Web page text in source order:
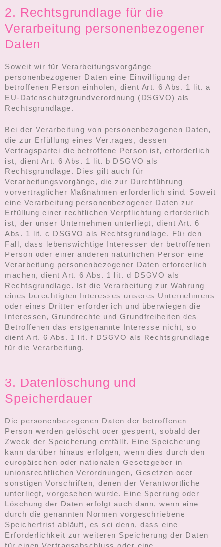
2. Rechtsgrundlage für die
Verarbeitung personenbezogener
Daten
Soweit wir für Verarbeitungsvorgänge
personenbezogener Daten eine Einwilligung der
betroffenen Person einholen, dient Art. 6 Abs. 1 lit. a
EU-Datenschutzgrundverordnung (DSGVO) als
Rechtsgrundlage.
Bei der Verarbeitung von personenbezogenen Daten,
die zur Erfüllung eines Vertrages, dessen
Vertragspartei die betroffene Person ist, erforderlich
ist, dient Art. 6 Abs. 1 lit. b DSGVO als
Rechtsgrundlage. Dies gilt auch für
Verarbeitungsvorgänge, die zur Durchführung
vorvertraglicher Maßnahmen erforderlich sind. Soweit
eine Verarbeitung personenbezogener Daten zur
Erfüllung einer rechtlichen Verpflichtung erforderlich
ist, der unser Unternehmen unterliegt, dient Art. 6
Abs. 1 lit. c DSGVO als Rechtsgrundlage. Für den
Fall, dass lebenswichtige Interessen der betroffenen
Person oder einer anderen natürlichen Person eine
Verarbeitung personenbezogener Daten erforderlich
machen, dient Art. 6 Abs. 1 lit. d DSGVO als
Rechtsgrundlage. Ist die Verarbeitung zur Wahrung
eines berechtigten Interesses unseres Unternehmens
oder eines Dritten erforderlich und überwiegen die
Interessen, Grundrechte und Grundfreiheiten des
Betroffenen das erstgenannte Interesse nicht, so
dient Art. 6 Abs. 1 lit. f DSGVO als Rechtsgrundlage
für die Verarbeitung.
3. Datenlöschung und
Speicherdauer
Die personenbezogenen Daten der betroffenen
Person werden gelöscht oder gesperrt, sobald der
Zweck der Speicherung entfällt. Eine Speicherung
kann darüber hinaus erfolgen, wenn dies durch den
europäischen oder nationalen Gesetzgeber in
unionsrechtlichen Verordnungen, Gesetzen oder
sonstigen Vorschriften, denen der Verantwortliche
unterliegt, vorgesehen wurde. Eine Sperrung oder
Löschung der Daten erfolgt auch dann, wenn eine
durch die genannten Normen vorgeschriebene
Speicherfrist abläuft, es sei denn, dass eine
Erforderlichkeit zur weiteren Speicherung der Daten